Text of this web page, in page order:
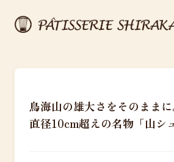
鳥海山の雄大さをそのままに
直径10cm超えの名物「山シ